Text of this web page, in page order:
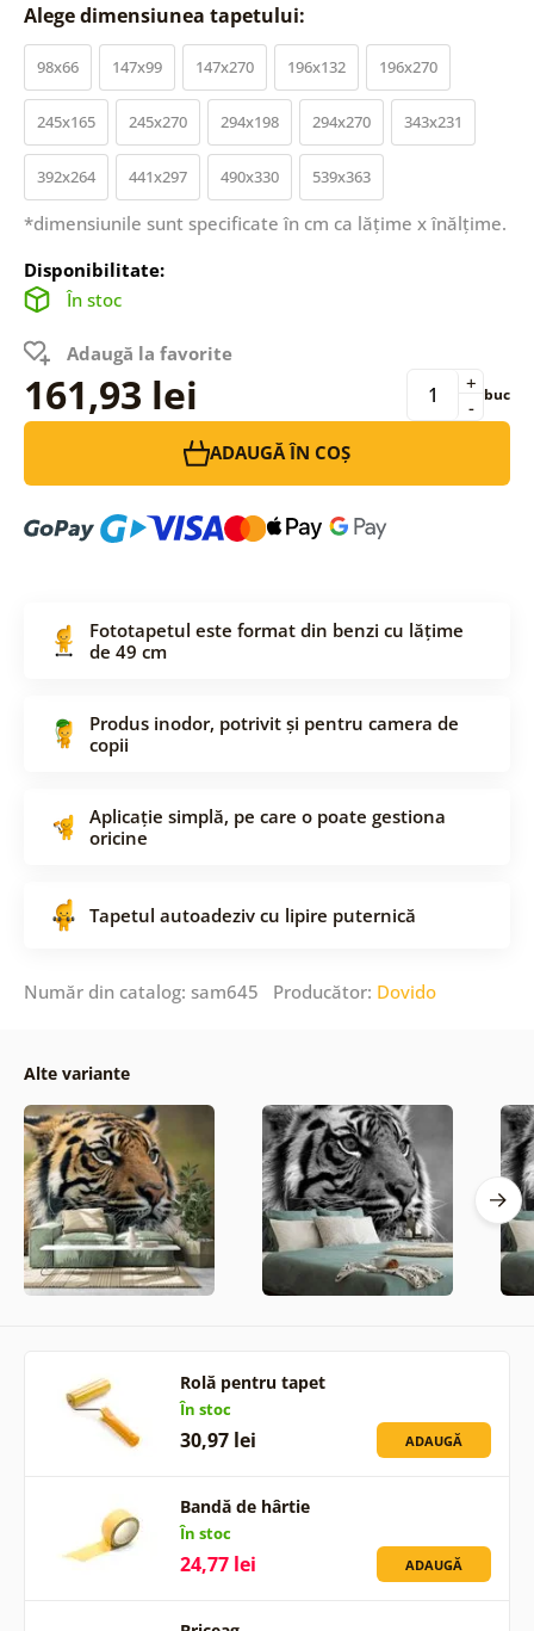
Alege dimensiunea tapetului:
98x66 147x99 147x270 196x132 196x270
245x165 245x270 294x198 294x270 343x231
392x264 441x297 490x330 539x363
*dimensiunile sunt specificate în cm ca lățime x înălțime.
Disponibilitate:
În stoc
Adaugă la favorite
161,93 lei -
+ buc
ADAUGĂ ÎN COȘ
Fototapetul este format din benzi cu lățime
de 49 cm
Produs inodor, potrivit și pentru camera de
copii
Aplicație simplă, pe care o poate gestiona
oricine
Tapetul autoadeziv cu lipire puternică
Număr din catalog: sam645 Producător: Dovido
Alte variante
Rolă pentru tapet
În stoc
30,97 lei ADAUGĂ
Bandă de hârtie
În stoc
24,77 lei ADAUGĂ